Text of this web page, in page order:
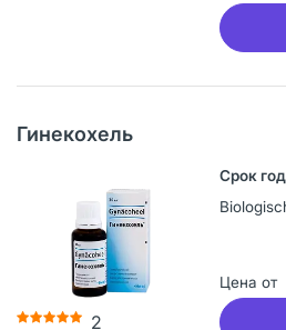
Гинекохель
2
Цена от